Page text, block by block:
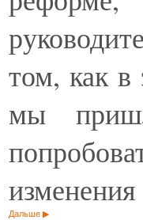
том, как в
мы
Дальше